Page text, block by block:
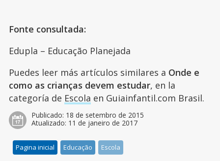
Fonte consultada:
Edupla – Educação Planejada
Puedes leer más artículos similares a Onde e
como as crianças devem estudar, en la
categoría de Escola en Guiainfantil.com Brasil.
Publicado: 18 de setembro de 2015
Atualizado: 11 de janeiro de 2017
Pagina inicial Educação Escola